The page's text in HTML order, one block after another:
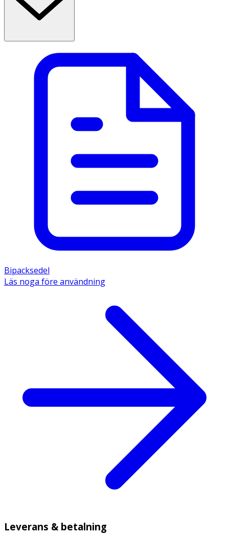
Bipacksedel
Läs noga före användning
Leverans & betalning